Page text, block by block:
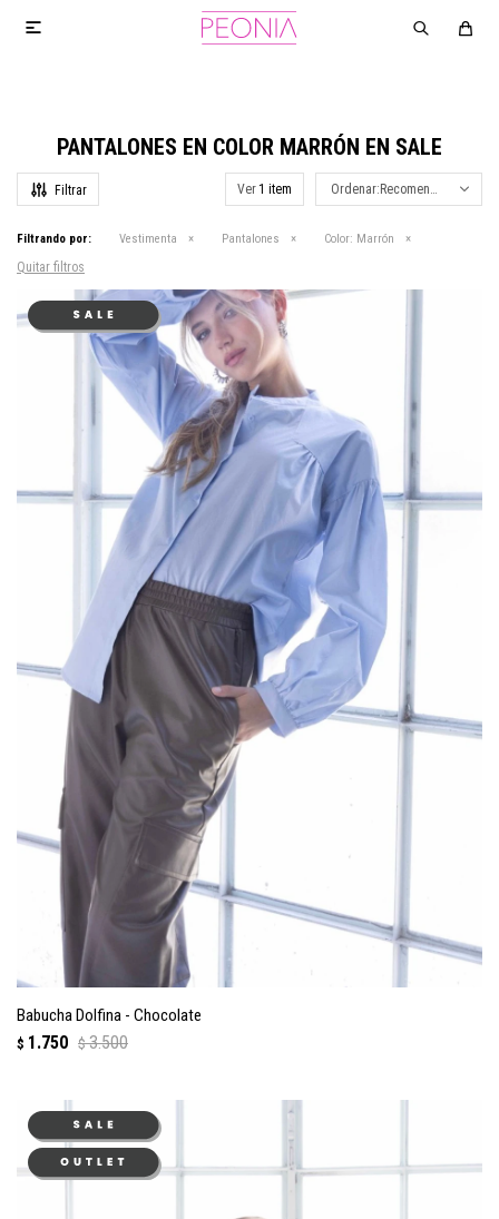

PANTALONES EN COLOR MARRÓN EN SALE
Ver Recomendados
Filtrando por: Vestimenta Pantalones Color: Marrón
Quitar filtros
Babucha Dolfina - Chocolate
$ 1.750 $ 3.500